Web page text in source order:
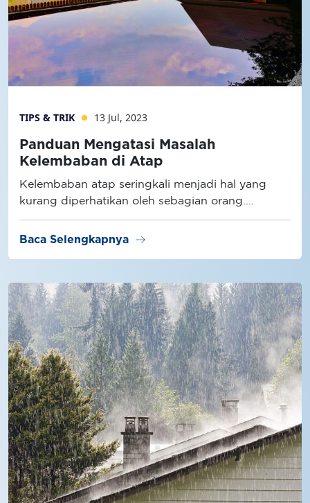
TIPS & TRIK 13 Jul, 2023
Panduan Mengatasi Masalah
Kelembaban di Atap
Kelembaban atap seringkali menjadi hal yang
kurang diperhatikan oleh sebagian orang.
Padahal, ada berbagai dampak negatif jika atap
rumah Anda terlalu lembab.
Baca Selengkapnya arrow_right_alt